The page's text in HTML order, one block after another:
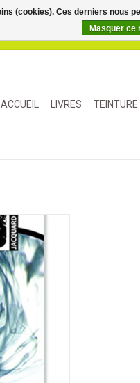
ACCUEIL LIVRES
(cookies). Ces derniers nous
Masquer ce